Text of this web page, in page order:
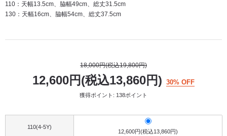
110：天幅13.5cm、脇幅49cm、総丈31.5cm
130：天幅16cm、脇幅54cm、総丈37.5cm
18,000円(税込19,800円)
12,600円(税込13,860円) 30% OFF
獲得ポイント: 138ポイント
110(4-5Y)
12,600円(税込13,860円)